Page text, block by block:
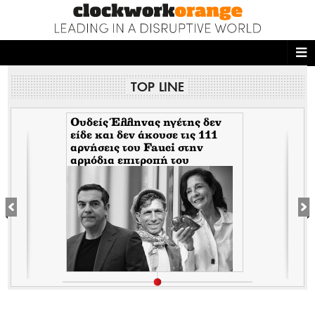
NEWS DESK
THE ONES WHO DO
MAGAZINE
TOP LINE
Ουδείς Έλληνας ηγέτης δεν
είδε και δεν άκουσε τις 111
αρνήσεις του Fauci στην
αρμόδια επιτροπή του
Κογκρέσου. Δείτε γιατί!